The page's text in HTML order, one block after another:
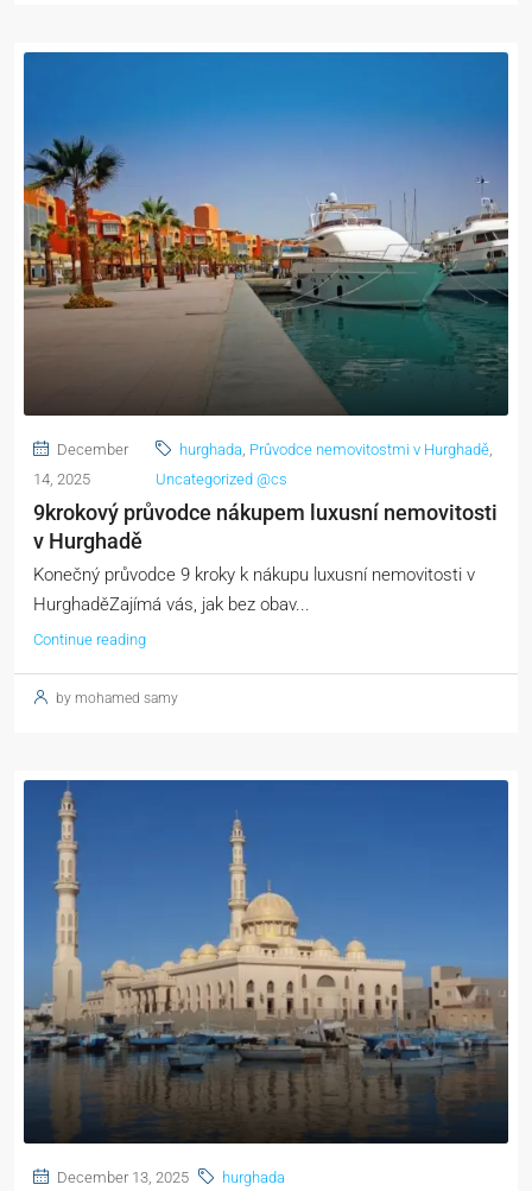
December
14, 2025
hurghada Průvodce nemovitostmi v Hurghadě
Uncategorized @cs
9krokový průvodce nákupem luxusní nemovitosti
v Hurghadě
Konečný průvodce 9 kroky k nákupu luxusní nemovitosti v
HurghaděZajímá vás, jak bez obav...
Continue reading
by mohamed samy
December 13, 2025 hurghada